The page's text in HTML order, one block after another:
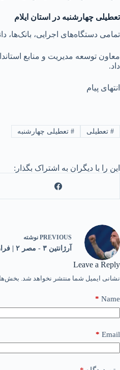
تعطیلی چهارشنبه در استان ایلام
تمامی دستگاه‌های اجرایی، بانک‌ها، دانشگاه‌ها و مراکز
داد.
انتهای پیام
#تعطیلی #تعطیلی چهارشنبه
این را با دیگران به اشتراک بگذار:
PREVIOUS نوشته
آرژانتین ۳ - مصر ۲ | فرار از شکست با رهبری پادشاه لئو | شرح بازی
Leave a Reply
نشانی ایمیل شما منتشر نخواهد شد.
Name
*
Email
*